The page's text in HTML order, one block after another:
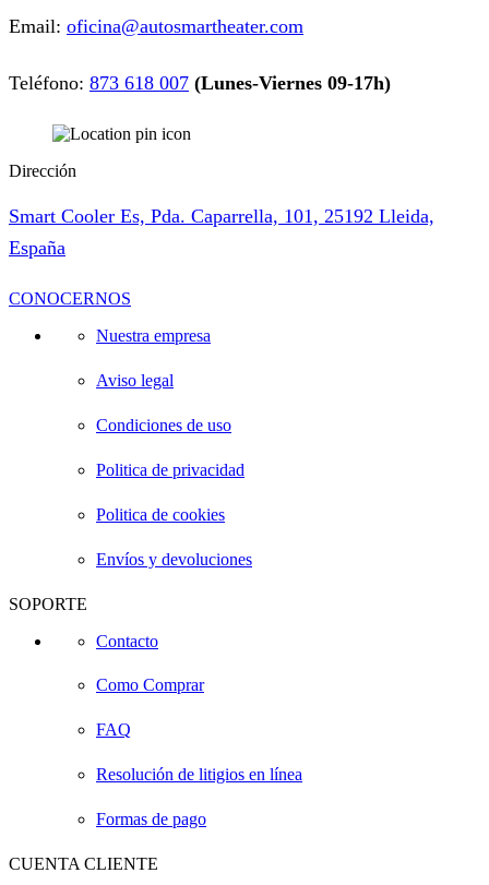
Email: oficina@autosmartheater.com
Teléfono: 873 618 007 (Lunes-Viernes 09-17h)
Dirección
Smart Cooler Es, Pda. Caparrella, 101, 25192 Lleida,
España
CONOCERNOS
Nuestra empresa
Aviso legal
Condiciones de uso
Politica de privacidad
Politica de cookies
Envíos y devoluciones
SOPORTE
Contacto
Como Comprar
FAQ
Resolución de litigios en línea
Formas de pago
CUENTA CLIENTE